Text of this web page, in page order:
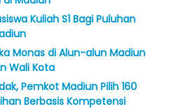
Kuliah S1 Bagi Puluhan
Monas di Alun-alun Madiun
Wali Kota
Pemkot Madiun Pilih 160
Berbasis Kompetensi